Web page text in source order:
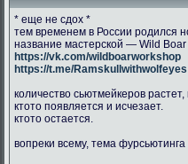
* еще не сдох *
тем временем в России родился
название мастерской — Wild
https://vk.com/wildboarworkshop
https://t.me/Ramskullwithwolfeyes
количество сьютмейкеров
ктото появляется и исчезает.
ктото остается.
вопреки всему, тема